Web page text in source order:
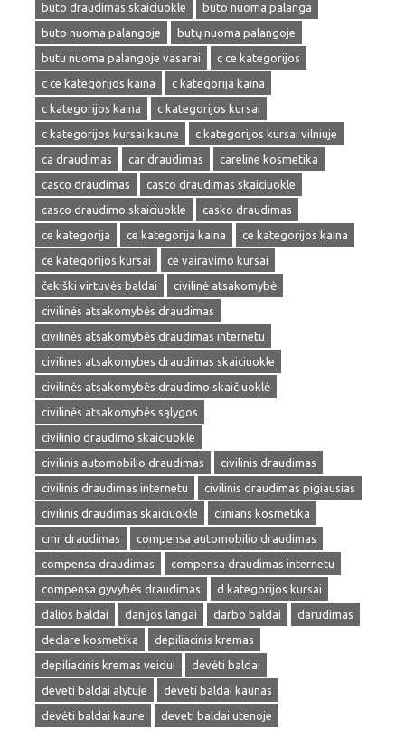
buto draudimas skaiciuokle
buto nuoma palanga
buto nuoma palangoje
butų nuoma palangoje
butu nuoma palangoje vasarai
c ce kategorijos
c ce kategorijos kaina
c kategorija kaina
c kategorijos kaina
c kategorijos kursai
c kategorijos kursai kaune
c kategorijos kursai vilniuje
ca draudimas
car draudimas
careline kosmetika
casco draudimas
casco draudimas skaiciuokle
casco draudimo skaiciuokle
casko draudimas
ce kategorija
ce kategorija kaina
ce kategorijos kaina
ce kategorijos kursai
ce vairavimo kursai
čekiški virtuvės baldai
civilinė atsakomybė
civilinės atsakomybės draudimas
civilinės atsakomybės draudimas internetu
civilines atsakomybes draudimas skaiciuokle
civilinės atsakomybės draudimo skaičiuoklė
civilinės atsakomybės sąlygos
civilinio draudimo skaiciuokle
civilinis automobilio draudimas
civilinis draudimas
civilinis draudimas internetu
civilinis draudimas pigiausias
civilinis draudimas skaiciuokle
clinians kosmetika
cmr draudimas
compensa automobilio draudimas
compensa draudimas
compensa draudimas internetu
compensa gyvybės draudimas
d kategorijos kursai
dalios baldai
danijos langai darbo baldai
darudimas
declare kosmetika
depiliacinis kremas
depiliacinis kremas veidui
dėvėti baldai
deveti baldai alytuje
deveti baldai kaunas
dėvėti baldai kaune
deveti baldai utenoje